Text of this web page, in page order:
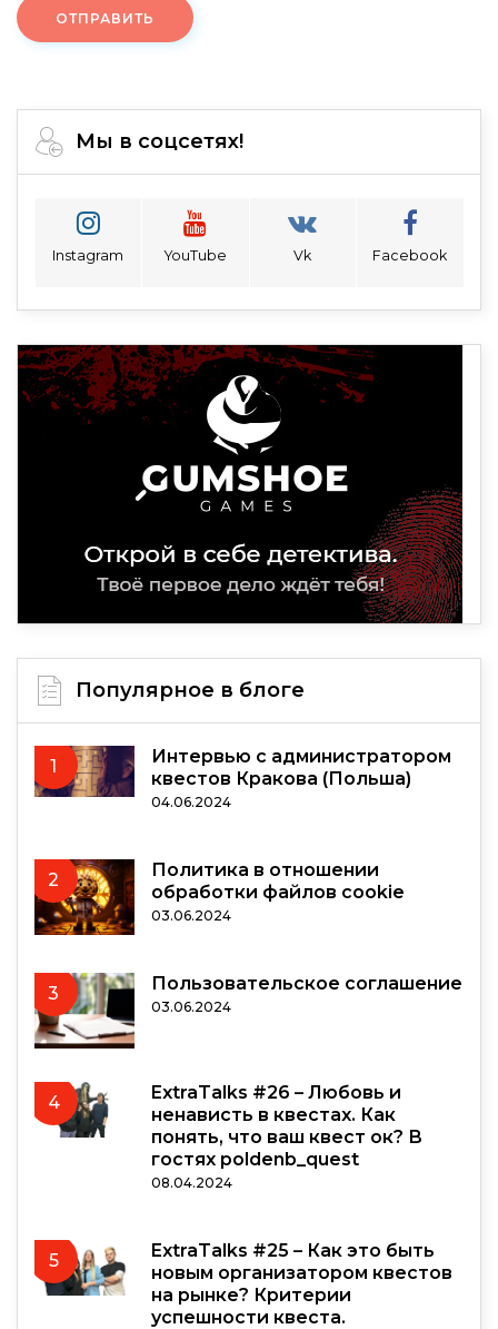
ОТПРАВИТЬ
Мы в соцсетях!
Instagram YouTube Vk Facebook
Популярное в блоге
1
Интервью с администратором
квестов Кракова (Польша)
04.06.2024
2
Политика в отношении
обработки файлов cookie
03.06.2024
3 Пользовательское соглашение
03.06.2024
4
ExtraTalks #26 – Любовь и
ненависть в квестах. Как
понять, что ваш квест ок? В
гостях poldenb_quest
08.04.2024
5
ExtraTalks #25 – Как это быть
новым организатором квестов
на рынке? Критерии
успешности квеста.